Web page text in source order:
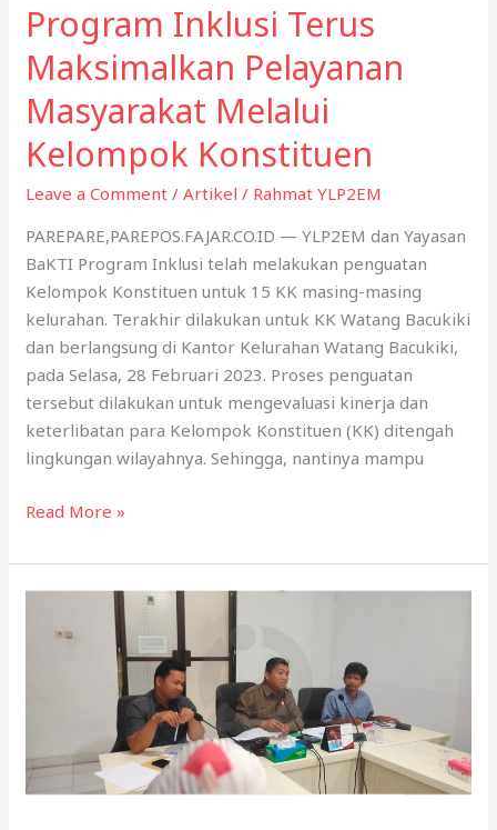
Program Inklusi Terus
Maksimalkan Pelayanan
Masyarakat Melalui
Kelompok Konstituen
Leave a Comment /Artikel / Rahmat YLP2EM
PAREPARE,PAREPOS.FAJAR.CO.ID — YLP2EM dan Yayasan
BaKTI Program Inklusi telah melakukan penguatan
Kelompok Konstituen untuk 15 KK masing-masing
kelurahan. Terakhir dilakukan untuk KK Watang Bacukiki
dan berlangsung di Kantor Kelurahan Watang Bacukiki,
pada Selasa, 28 Februari 2023. Proses penguatan
tersebut dilakukan untuk mengevaluasi kinerja dan
keterlibatan para Kelompok Konstituen (KK) ditengah
lingkungan wilayahnya. Sehingga, nantinya mampu
Program
Terus
Maksimalkan
Masyarakat
Read More »